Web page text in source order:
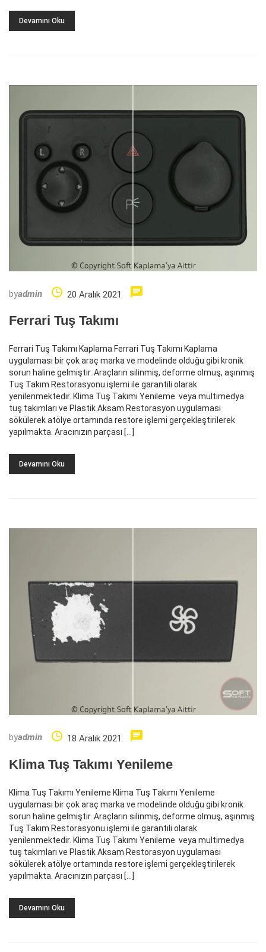
Devamını Oku
byadmin 20 Aralık 2021
Ferrari Tuş Takımı
Ferrari Tuş Takımı Kaplama Ferrari Tuş Takımı Kaplama
uygulaması bir çok araç marka ve modelinde olduğu gibi kronik
sorun haline gelmiştir. Araçların silinmiş, deforme olmuş, aşınmış
Tuş Takım Restorasyonu işlemi ile garantili olarak
yenilenmektedir. Klima Tuş Takımı Yenileme veya multimedya
tuş takımları ve Plastik Aksam Restorasyon uygulaması
sökülerek atölye ortamında restore işlemi gerçekleştirilerek
yapılmakta. Aracınızın parçası […]
Devamını Oku
byadmin 18 Aralık 2021
Klima Tuş Takımı Yenileme
Klima Tuş Takımı Yenileme Klima Tuş Takımı Yenileme
uygulaması bir çok araç marka ve modelinde olduğu gibi kronik
sorun haline gelmiştir. Araçların silinmiş, deforme olmuş, aşınmış
Tuş Takım Restorasyonu işlemi ile garantili olarak
yenilenmektedir. Klima Tuş Takımı Yenileme veya multimedya
tuş takımları ve Plastik Aksam Restorasyon uygulaması
sökülerek atölye ortamında restore işlemi gerçekleştirilerek
yapılmakta. Aracınızın parçası […]
Devamını Oku